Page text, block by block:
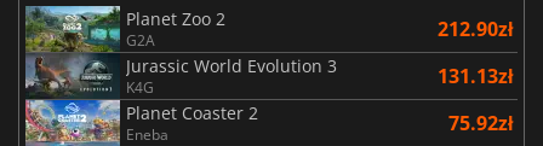
Planet Zoo 2
G2A 212.90zł
Jurassic World Evolution 3
K4G 131.13zł
Planet Coaster 2
Eneba 75.92zł